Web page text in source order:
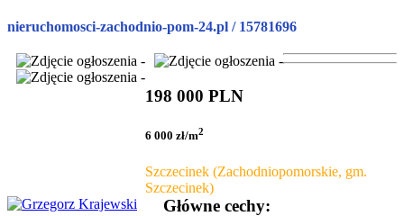
nieruchomosci-zachodnio-pom-24.pl / 15781696
198 000 PLN
6 000 zł/m2
Szczecinek (Zachodniopomorskie, gm.
Szczecinek)
Główne cechy: